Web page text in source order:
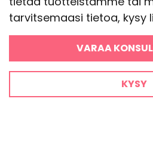
tarvitsemaasi tietoa, kysy
VARAA
KYSY